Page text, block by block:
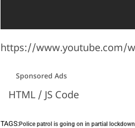
https://www.youtube.com/
Sponsored Ads
HTML / JS Code
TAGS:Police patrol is going on in partial lockdown